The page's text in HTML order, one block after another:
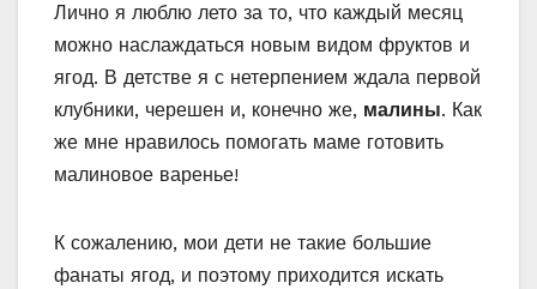
Лично я люблю лето за то, что каждый месяц
можно наслаждаться новым видом фруктов и
ягод. В детстве я с нетерпением ждала первой
клубники, черешен и, конечно же, малины. Как
же мне нравилось помогать маме готовить
малиновое варенье!
К сожалению, мои дети не такие большие
фанаты ягод, и поэтому приходится искать